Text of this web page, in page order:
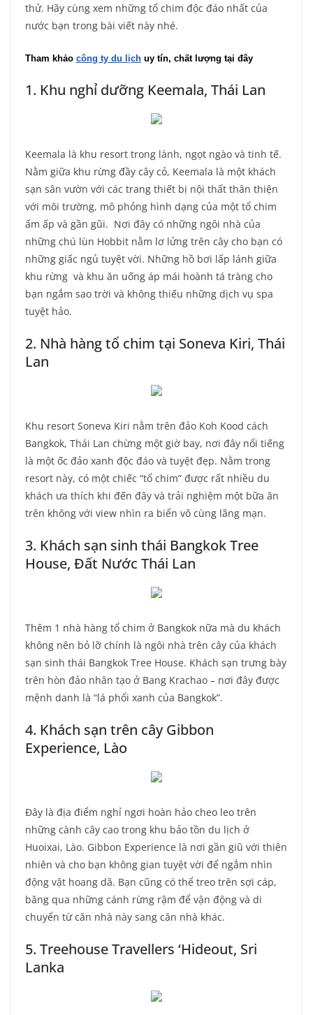
thử. Hãy cùng xem những tổ chim độc đáo nhất của
nước bạn trong bài viết này nhé.
Tham khảo công ty du lịch uy tín, chất lượng tại đây
1. Khu nghỉ dưỡng Keemala, Thái Lan
Keemala là khu resort trong lành, ngọt ngào và tinh tế.
Nằm giữa khu rừng đầy cây cỏ, Keemala là một khách
sạn sân vườn với các trang thiết bị nội thất thân thiện
với môi trường, mô phỏng hình dạng của một tổ chim
ấm ấp và gần gũi. Nơi đây có những ngôi nhà của
những chú lùn Hobbit nằm lơ lửng trên cây cho bạn có
những giấc ngủ tuyệt vời. Những hồ bơi lấp lánh giữa
khu rừng và khu ăn uống áp mái hoành tá tràng cho
bạn ngắm sao trời và không thiếu những dịch vụ spa
tuyệt hảo.
2. Nhà hàng tổ chim tại Soneva Kiri, Thái
Lan
Khu resort Soneva Kiri nằm trên đảo Koh Kood cách
Bangkok, Thái Lan chừng một giờ bay, nơi đây nổi tiếng
là một ốc đảo xanh độc đáo và tuyệt đẹp. Nằm trong
resort này, có một chiếc “tổ chim” được rất nhiều du
khách ưa thích khi đến đây và trải nghiệm một bữa ăn
trên không với view nhìn ra biển vô cùng lãng mạn.
3. Khách sạn sinh thái Bangkok Tree
House, Đất Nước Thái Lan
Thêm 1 nhà hàng tổ chim ở Bangkok nữa mà du khách
không nên bỏ lỡ chính là ngôi nhà trên cây của khách
sạn sinh thái Bangkok Tree House. Khách sạn trưng bày
trên hòn đảo nhân tạo ở Bang Krachao – nơi đây được
mệnh danh là “lá phổi xanh của Bangkok”.
4. Khách sạn trên cây Gibbon
Experience, Lào
Đây là địa điểm nghỉ ngơi hoàn hảo cheo leo trên
những cành cây cao trong khu bảo tồn du lịch ở
Huoixai, Lào. Gibbon Experience là nơi gần giũ với thiên
nhiên và cho bạn không gian tuyệt vời để ngắm nhìn
động vật hoang dã. Bạn cũng có thể treo trên sợi cáp,
băng qua những cánh rừng rậm để vận động và di
chuyển từ căn nhà này sang căn nhà khác.
5. Treehouse Travellers ‘Hideout, Sri
Lanka